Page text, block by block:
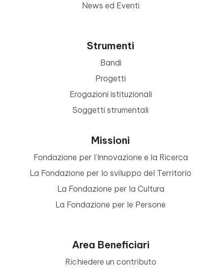
News ed Eventi
Strumenti
Bandi
Progetti
Erogazioni istituzionali
Soggetti strumentali
Missioni
Fondazione per l’Innovazione e la Ricerca
La Fondazione per lo sviluppo del Territorio
La Fondazione per la Cultura
La Fondazione per le Persone
Area Beneficiari
Richiedere un contributo